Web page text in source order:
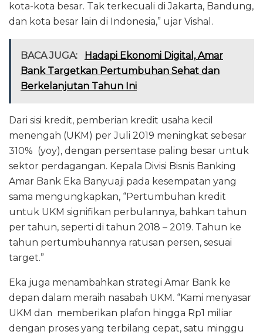
kota-kota besar. Tak terkecuali di Jakarta, Bandung,
dan kota besar lain di Indonesia,” ujar Vishal.
BACA JUGA:
Hadapi Ekonomi Digital, Amar
Bank Targetkan Pertumbuhan Sehat dan
Berkelanjutan Tahun Ini
Dari sisi kredit, pemberian kredit usaha kecil
menengah (UKM) per Juli 2019 meningkat sebesar
310% (yoy), dengan persentase paling besar untuk
sektor perdagangan. Kepala Divisi Bisnis Banking
Amar Bank Eka Banyuaji pada kesempatan yang
sama mengungkapkan, “Pertumbuhan kredit
untuk UKM signifikan perbulannya, bahkan tahun
per tahun, seperti di tahun 2018 – 2019. Tahun ke
tahun pertumbuhannya ratusan persen, sesuai
target.”
Eka juga menambahkan strategi Amar Bank ke
depan dalam meraih nasabah UKM. “Kami menyasar
UKM dan memberikan plafon hingga Rp1 miliar
dengan proses yang terbilang cepat, satu minggu